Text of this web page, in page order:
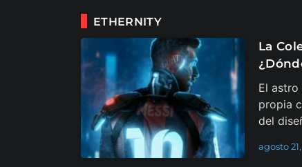
ETHERNITY
La
El
propia
del
agosto 21,